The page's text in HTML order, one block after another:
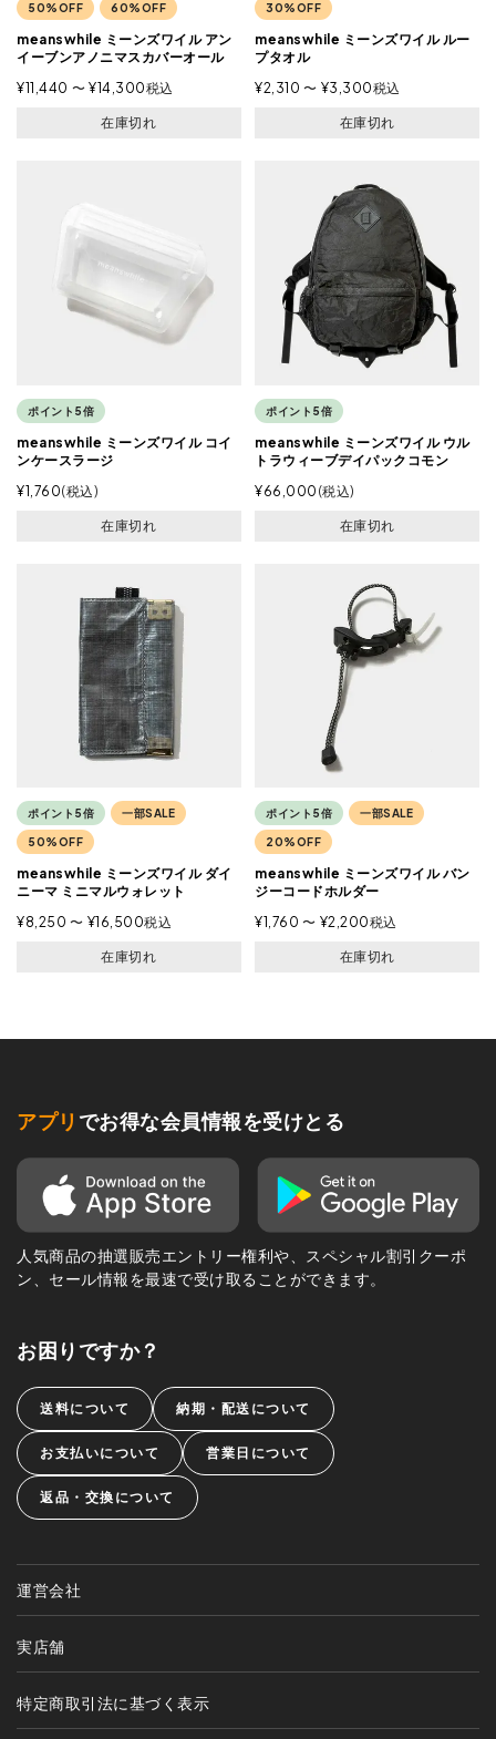
50%OFF 60%OFF
meanswhile ミーンズワイル アン
イーブンアノニマスカバーオール
¥11,440 〜 ¥14,300税込
在庫切れ
30%OFF
meanswhile ミーンズワイル ルー
プタオル
¥2,310 〜 ¥3,300税込
在庫切れ
ポイント5倍
meanswhile ミーンズワイル コイ
ンケースラージ
¥1,760 税込
在庫切れ
ポイント5倍
meanswhile ミーンズワイル ウル
トラウィーブデイパックコモン
¥66,000 税込
在庫切れ
ポイント5倍 一部SALE
50%OFF
meanswhile ミーンズワイル ダイ
ニーマ ミニマルウォレット
¥8,250 〜 ¥16,500税込
在庫切れ
ポイント5倍 一部SALE
20%OFF
meanswhile ミーンズワイル バン
ジーコードホルダー
¥1,760 〜 ¥2,200税込
在庫切れ
アプリ でお得な会員情報を受けとる
人気商品の抽選販売エントリー権利や、スペシャル割引クーポ
ン、セール情報を最速で受け取ることができます。
お困りですか？
送料について 納期・配送について
お支払いについて 営業日について
返品・交換について
運営会社
実店舗
特定商取引法に基づく表示